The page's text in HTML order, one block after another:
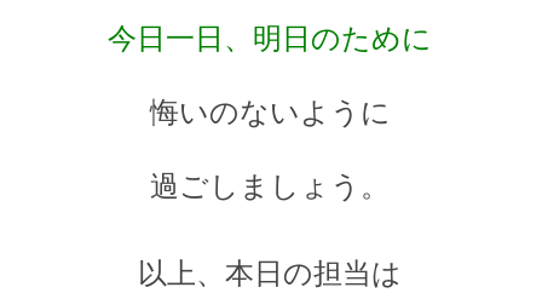
今日一日、明日のために
悔いのないように
過ごしましょう。
以上、本日の担当は